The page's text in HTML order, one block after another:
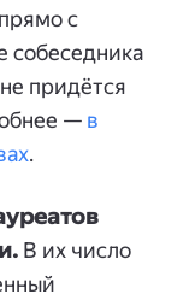
с
собеседника
придётся
— в
.
В их число